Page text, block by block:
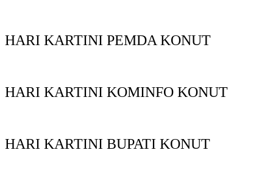
HARI KARTINI PEMDA KONUT
HARI KARTINI KOMINFO KONUT
HARI KARTINI BUPATI KONUT